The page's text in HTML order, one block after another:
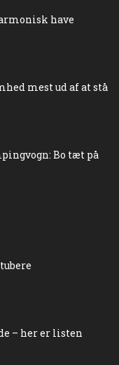
have
mest ud af at stå
Bo tæt på
– her er listen